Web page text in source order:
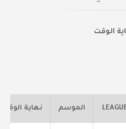
الوقت
الموسم نهاية الوقت